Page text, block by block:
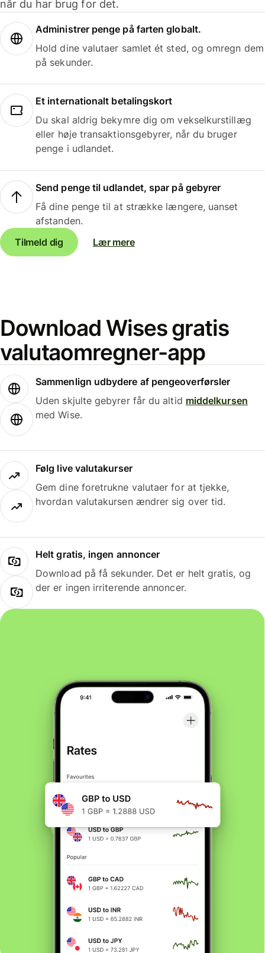
når du har brug for det.
Administrer penge på farten globalt.
Hold dine valutaer samlet ét sted, og omregn dem
på sekunder.
Et internationalt betalingskort
Du skal aldrig bekymre dig om vekselkurstillæg
eller høje transaktionsgebyrer, når du bruger
penge i udlandet.
Send penge til udlandet, spar på gebyrer
Få dine penge til at strække længere, uanset
afstanden.
Tilmeld dig
Lær mere
Download Wises gratis
valutaomregner-app
Sammenlign udbydere af pengeoverførsler
Uden skjulte gebyrer får du altid middelkursen
med Wise.
Følg live valutakurser
Gem dine foretrukne valutaer for at tjekke,
hvordan valutakursen ændrer sig over tid.
Helt gratis, ingen annoncer
Download på få sekunder. Det er helt gratis, og
der er ingen irriterende annoncer.